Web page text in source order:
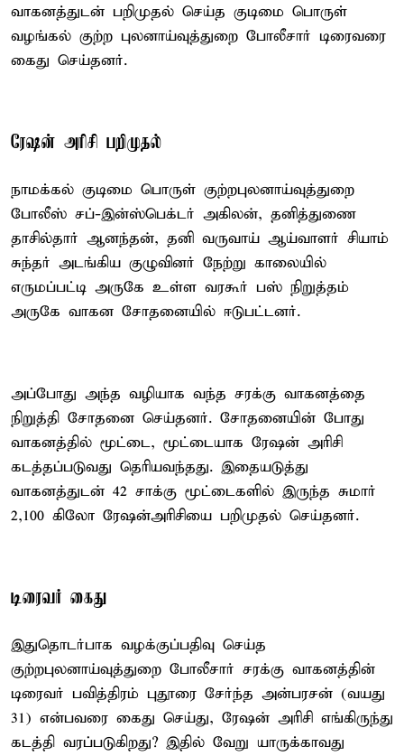
வாகனத்துடன் பறிமுதல் செய்த குடிமை பொருள்
வழங்கல் குற்ற புலனாய்வுத்துறை போலீசார் டிரைவரை
கைது செய்தனர்.
ரேஷன் அரிசி பறிமுதல்
நாமக்கல் குடிமை பொருள் குற்றபுலனாய்வுத்துறை
போலீஸ் சப்-இன்ஸ்பெக்டர் அகிலன், தனித்துணை
தாசில்தார் ஆனந்தன், தனி வருவாய் ஆய்வாளர் சியாம்
சுந்தர் அடங்கிய குழுவினர் நேற்று காலையில்
எருமப்பட்டி அருகே உள்ள வரகூர் பஸ் நிறுத்தம்
அருகே வாகன சோதனையில் ஈடுபட்டனர்.
அப்போது அந்த வழியாக வந்த சரக்கு வாகனத்தை
நிறுத்தி சோதனை செய்தனர். சோதனையின் போது
வாகனத்தில் மூட்டை, மூட்டையாக ரேஷன் அரிசி
கடத்தப்படுவது தெரியவந்தது. இதையடுத்து
வாகனத்துடன் 42 சாக்கு மூட்டைகளில் இருந்த சுமார்
2,100 கிலோ ரேஷன்அரிசியை பறிமுதல் செய்தனர்.
டிரைவர் கைது
இதுதொடர்பாக வழக்குப்பதிவு செய்த
குற்றபுலனாய்வுத்துறை போலீசார் சரக்கு வாகனத்தின்
டிரைவர் பவித்திரம் புதூரை சேர்ந்த அன்பரசன் (வயது
31) என்பவரை கைது செய்து, ரேஷன் அரிசி எங்கிருந்து
கடத்தி வரப்படுகிறது? இதில் வேறு யாருக்காவது